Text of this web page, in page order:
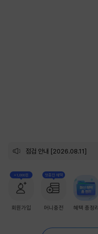
점검 안내 [2026.08.11]
+1,000원
회원가입
첫충전 혜택
머니충전 혜택 총정리